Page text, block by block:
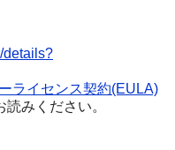
details?
ライセンス契約(EULA)
読みください。